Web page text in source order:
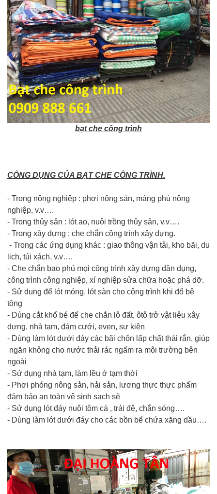
bạt che công trình
CÔNG DỤNG CỦA BẠT CHE CÔNG TRÌNH.
- Trong nông nghiệp : phơi nông sản, màng phủ nông
nghiệp, v.v….
- Trong thủy sản : lót ao, nuôi trồng thủy sản, v.v….
- Trong xây dựng : che chắn công trình xây dựng.
- Trong các ứng dụng khác : giao thông vận tải, kho bãi, du
lịch, túi xách, v.v….
- Che chắn bao phủ mọi công trình xây dựng dân dụng,
công trình công nghiệp, xí nghiệp sửa chữa hoặc phá dỡ.
- Sử dụng để lót móng, lót sàn cho công trình khi đổ bê
tông
- Dùng cắt khổ bé để che chắn lô đất, ôtô trở vật liệu xây
dựng, nhà tạm, đám cưới, even, sự kiện
- Dùng làm lót dưới đáy các bãi chôn lấp chất thải rắn, giúp
ngăn không cho nước thải rác ngấm ra môi trường bên
ngoài
- Sử dụng nhà tạm, làm lều ở tạm thời
- Phơi phóng nông sản, hải sản, lương thực thực phẩm
đảm bảo an toàn vệ sinh sạch sẽ
- Sử dụng lót đáy nuôi tôm cá , trải đê, chắn sóng….
- Dùng làm lót dưới đáy cho các bồn bể chứa xăng dầu….